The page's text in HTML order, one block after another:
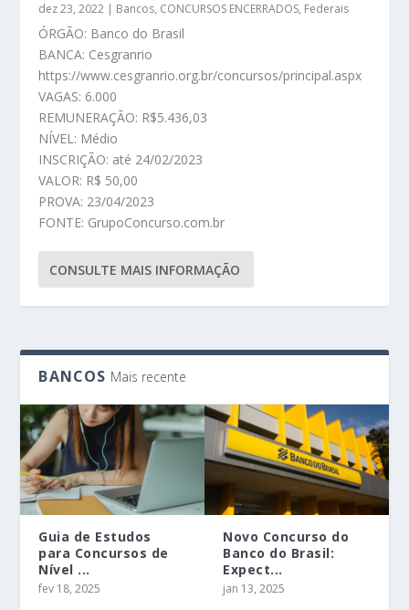
dez 23, 2022 | Bancos, CONCURSOS ENCERRADOS, Federais
ÓRGÃO: Banco do Brasil
BANCA: Cesgranrio
https://www.cesgranrio.org.br/concursos/principal.aspx
VAGAS: 6.000
REMUNERAÇÃO: R$5.436,03
NÍVEL: Médio
INSCRIÇÃO: até 24/02/2023
VALOR: R$ 50,00
PROVA: 23/04/2023
FONTE: GrupoConcurso.com.br
CONSULTE MAIS INFORMAÇÃO
BANCOS Mais recente
Guia de Estudos
para Concursos de
Nível ...
fev 18, 2025
Novo Concurso do
Banco do Brasil:
Expect...
jan 13, 2025